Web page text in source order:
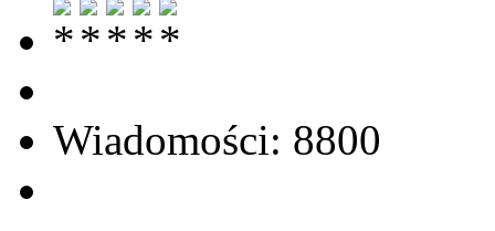
Wiadomości: 8800